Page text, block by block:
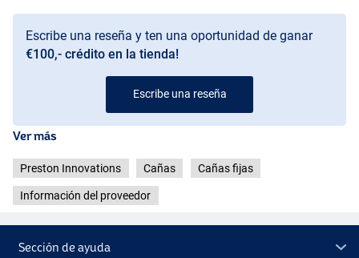
Escribe una reseña y ten una oportunidad de ganar
€100,- crédito en la tienda!
Escribe una reseña
Ver más
Preston Innovations Cañas Cañas fijas
Información del proveedor
Sección de ayuda